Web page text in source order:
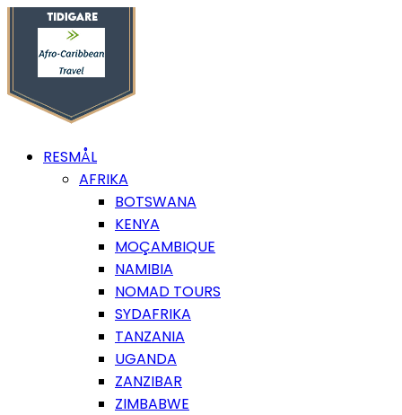
RESMÅL
AFRIKA
BOTSWANA
KENYA
MOÇAMBIQUE
NAMIBIA
NOMAD TOURS
SYDAFRIKA
TANZANIA
UGANDA
ZANZIBAR
ZIMBABWE